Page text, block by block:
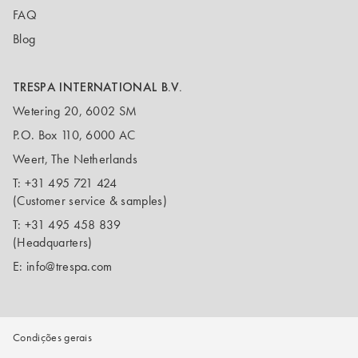
FAQ
Blog
TRESPA INTERNATIONAL B.V.
Wetering 20, 6002 SM
P.O. Box 110, 6000 AC
Weert, The Netherlands
T: +31 495 721 424
(Customer service & samples)
T: +31 495 458 839
(Headquarters)
E: info@trespa.com
Condições gerais